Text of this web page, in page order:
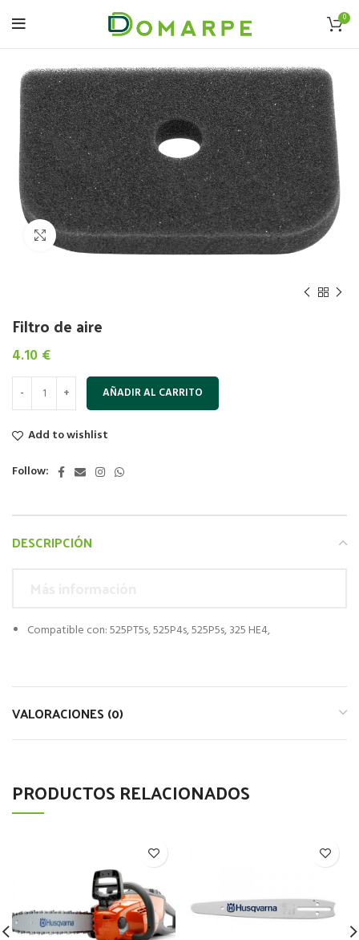
0
Click to enlarge
Filtro de aire
4.10 €
AÑADIR AL CARRITO
Add to wishlist
Follow:
DESCRIPCIÓN
Compatible con: 525PT5s, 525P4s, 525P5s, 325 HE4,
VALORACIONES (0)
PRODUCTOS RELACIONADOS